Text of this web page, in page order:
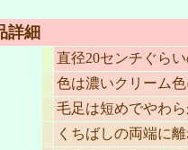
詳細
直径20センチぐら
色は濃いクリーム
毛足は短めでやわ
くちばしの両端に